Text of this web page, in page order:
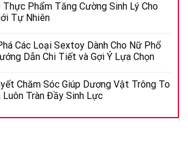
Thực Phẩm Tăng Cường Sinh Lý Cho
Tự Nhiên
Các Loại Sextoy Dành Cho Nữ Phổ
Dẫn Chi Tiết và Gợi Ý Lựa Chọn
Chăm Sóc Giúp Dương Vật Trông To
Luôn Tràn Đầy Sinh Lực